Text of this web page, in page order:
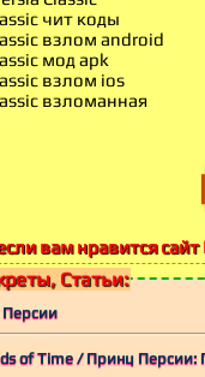
чит коды
взлом android
мод apk
взлом ios
взломанная
вам нравится
Статьи:
Персии
of Time / Принц